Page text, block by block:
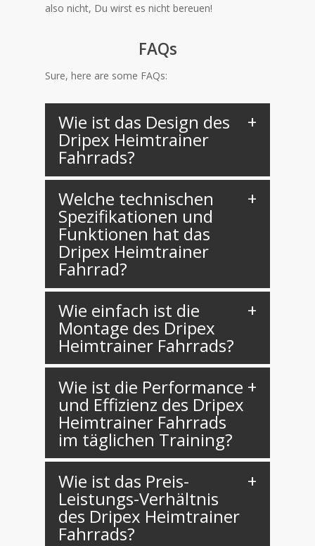
also nicht, Du wirst es nicht bereuen!
FAQs
Sure, here are some FAQs:
Wie ist das Design des
Dripex Heimtrainer
Fahrrads?
Welche technischen
Spezifikationen und
Funktionen hat das
Dripex Heimtrainer
Fahrrad?
Wie einfach ist die
Montage des Dripex
Heimtrainer Fahrrads?
Wie ist die Performance
und Effizienz des Dripex
Heimtrainer Fahrrads
im täglichen Training?
Wie ist das Preis-
Leistungs-Verhältnis
des Dripex Heimtrainer
Fahrrads?